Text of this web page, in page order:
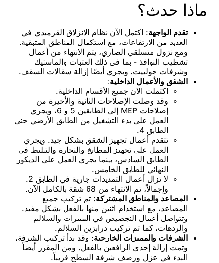
ماذا حدث؟
تقدم الواجهة: اكتمل الآن نظام الانزلاق القرميدي في
العديد من الارتفاعات، مع استكمال المناطق المتبقية.
ومع نزول متسلقي الصاري، يتم الانتهاء من أعمال
تشطيب النوافذ - بما في ذلك العتبات والماستيك
وشرفات جولييت. ويجري أيضًا إزالة سقالات السقف.
الشقق والأعمال الداخلية:
اكتملت الآن جميع الأقسام الداخلية.
وقد وصلت الإصلاحات الثانية والأخيرة من
إصلاحات MEP إلى الطابقين 5 و 6، ويجري
العمل على بدء التشغيل من الطابق الأرضي حتى
الطابق 4.
تتقدم أعمال تجهيز الشقق بشكل جيد. ويجري
العمل على تجهيز المطابخ والنجارة والتبليط في
الطابق السادس، بينما يجري العمل على الديكور
النهائي للطابق الخامس.
لا تزال أعمال التمديدات جارية في الطابق 2.
وإجمالاً، تم الانتهاء من 68 شقة بالكامل الآن.
المصاعد والمناطق المشتركة: تم تركيب جميع
المصاعد، مع استخدام اثنين منها بالفعل بشكل مفيد.
وتتواصل أعمال التجصيص في الممرات والسلالم
والردهات، كما تم تركيب درابزين السلالم.
الشرفات والمميزات الخارجية: وقد بدأ تركيب الشرفة،
وتمت إزالة إحدى الرافعين بالفعل. ومن المقرر أيضاً
البدء في عزل ورصف شرفة السطح قريباً.